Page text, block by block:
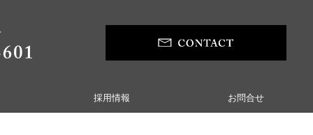
採用情報 お問合せ